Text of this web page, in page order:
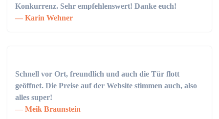
Konkurrenz. Sehr empfehlenswert! Danke euch!
Karin Wehner
Schnell vor Ort, freundlich und auch die Tür flott
geöffnet. Die Preise auf der Website stimmen auch, also
alles super!
Meik Braunstein